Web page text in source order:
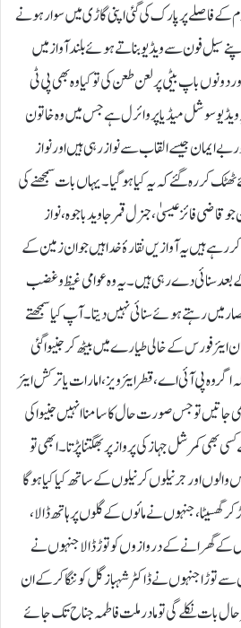
کے فاصلے پر پارک کی گئی اپنی گاڑی میں سوار ہونے
سیل فون سے ویڈیو بناتے ہوئے بلند آواز میں
باپ بیٹی پر لعن طعن کی تو کیا وہ بھی پی ٹی
ویڈیو سوشل میڈیا پر وائرل ہے جس میں وہ خاتون
بے ایمان جیسے القاب سے نواز رہی ہیں اور نواز
کر رہ گئے کہ یہ کیا ہو گیا۔ یہاں بات سمجھنے کی
فائز عیسیٰ، جنرل قمر جاوید باجوہ، نواز
ہیں یہ آوازیں نقارۂ خدا ہیں جو ان زمین کے
بعد سنائی دے رہی ہیں۔ یہ وہ عوامی غیظ و غضب
میں رہتے ہوئے سنائی نہیں دیتا۔ آپ کیا سمجھتے
فورس کے خالی طیارے میں بیٹھ کر جنیوا گئی
وہ پی آئی اے ،قطر ایئرویز، امارات یا ترکش ایئر
تو جس صورت حال کا سامنا انہیں جنیوا کی
کمرشل جہاز کی پرواز پر بھگتنا پڑتا۔ ابھی تو
اور جرنیلوں کرنیلوں کے ساتھ کیا کیا ہو گا
گھسیٹا، جنہوں نے مائوں کے گلوں پر ہاتھ ڈالا،
کے گھرانے کے دروازوں کو توڑ ڈالا جنہوں نے
سے توڑا جنہوں نے ڈاکٹر شہباز گل کو ننگا کر کے ان
بات نکلے گی تو مادر ملت فاطمہ جناح تک جائے